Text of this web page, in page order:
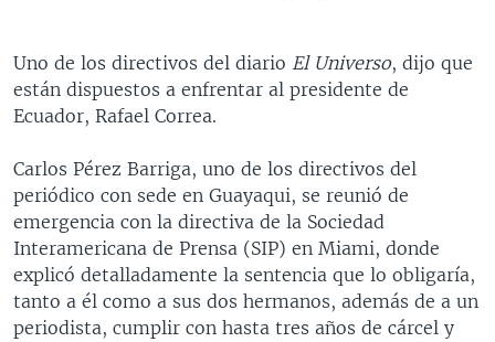
CHILE
PERÚ
ECUADOR
VENEZUELA
EL SALVADOR
GUATEMALA
HONDURAS
NICARAGUA
INMIGRACIÓN
LIBERTAD DE PRENSA
MUNDO
ECONOMÍA
ENTRETENIMIENTO Y CULTURA
TECNOLOGÍA
DEPORTES
CIENCIA Y SALUD
ESPECIALES DE LA VOA
LIBERTAD DE PRENSA
MULTIMEDIA
FOTOGRAFÍA
AUDIOS
PROGRAMAS TV
EL MUNDO AL DÍA
FORO INTERAMERICANO
VISIÓN 360
RADIO
AVANCE INFORMATIVO
AUDIONOTICIAS
DIRECT
DOCUMENTALES DE LA VOA
Uno de los directivos del diario El Universo, dijo que
están dispuestos a enfrentar al presidente de
Ecuador, Rafael Correa.
Carlos Pérez Barriga, uno de los directivos del
periódico con sede en Guayaqui, se reunió de
emergencia con la directiva de la Sociedad
Interamericana de Prensa (SIP) en Miami, donde
explicó detalladamente la sentencia que lo obligaría,
tanto a él como a sus dos hermanos, además de a un
periodista, cumplir con hasta tres años de cárcel y